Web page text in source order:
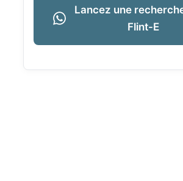
Lancez une
Flint-E